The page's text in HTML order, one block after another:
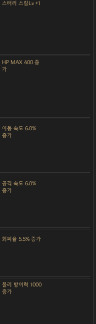
스터리 스킬Lv +1
HP MAX 400 증
가
이동 속도 6.0%
증가
공격 속도 6.0%
증가
회피율 5.5% 증가
물리 방어력 1000
증가